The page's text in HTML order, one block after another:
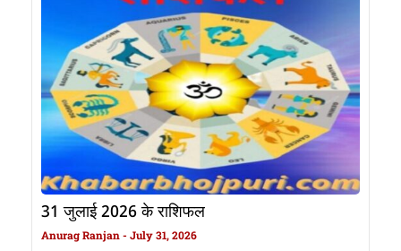
31 जुलाई 2026 के राशिफल
Anurag Ranjan July 31, 2026